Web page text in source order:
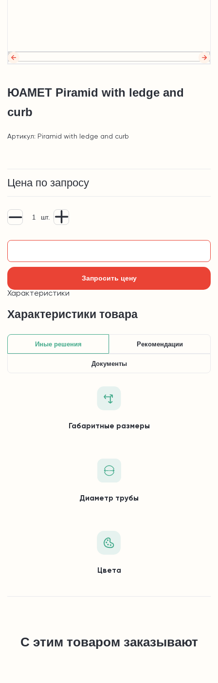
ЮАМЕТ Piramid with ledge and
curb
Артикул: Piramid with ledge and curb
Цена по запросу
шт.
Запросить цену
Характеристики
Характеристики товара
Иные решения Рекомендации
Документы
Габаритные размеры
Диаметр трубы
Цвета
С этим товаром заказывают